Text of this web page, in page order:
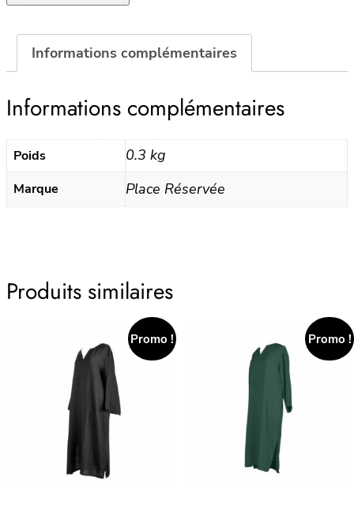
RESERVEE
HOLIDAY
EUCALYPTUS
Informations complémentaires
Informations complémentaires
Poids 0.3 kg
Marque Place Réservée
Produits similaires
Promo ! Promo !